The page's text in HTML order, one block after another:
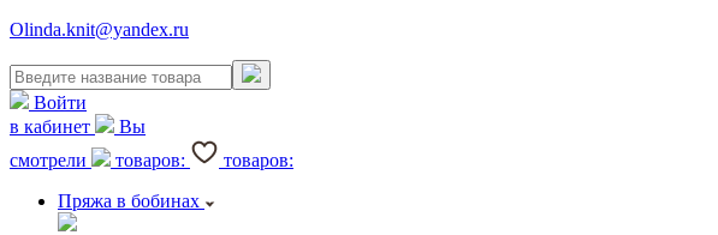
Olinda.knit@yandex.ru
Войти
в кабинет
Вы
смотрели
товаров:
товаров:
Пряжа в бобинах